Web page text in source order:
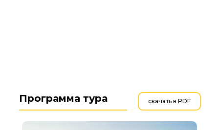
Программа тура скачать в PDF